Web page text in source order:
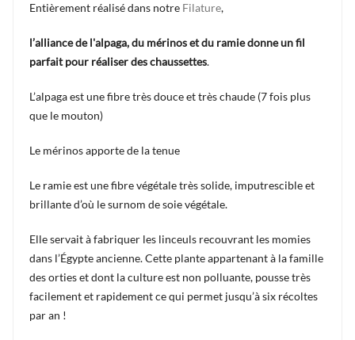
Entièrement réalisé dans notre Filature,
l’alliance de l'alpaga, du mérinos et du ramie donne un fil
parfait pour réaliser des chaussettes.
L’alpaga est une fibre très douce et très chaude (7 fois plus
que le mouton)
Le mérinos apporte de la tenue
Le ramie est une fibre végétale très solide, imputrescible et
brillante d’où le surnom de soie végétale.
Elle servait à fabriquer les linceuls recouvrant les momies
dans l’Égypte ancienne. Cette plante appartenant à la famille
des orties et dont la culture est non polluante, pousse très
facilement et rapidement ce qui permet jusqu’à six récoltes
par an !